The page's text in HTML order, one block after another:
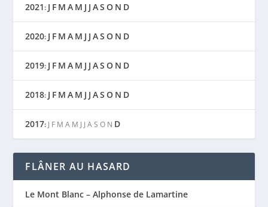
2021: J F M A M J J AS O N D
2020: J F M A M J J AS O N D
2019: J F M A M J J AS O N D
2018: J F M A M J J AS O N D
2017: J F M A M J J A S O N D
FLÂNER AU HASARD
Le Mont Blanc – Alphonse de Lamartine